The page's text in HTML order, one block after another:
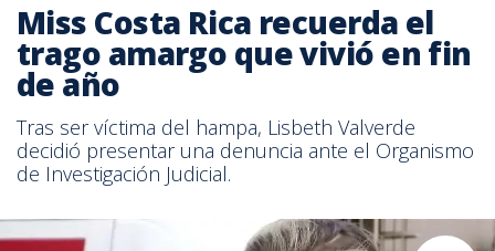
Miss Costa Rica recuerda el
trago amargo que vivió en fin
de año
Tras ser víctima del hampa, Lisbeth Valverde
decidió presentar una denuncia ante el Organismo
de Investigación Judicial.